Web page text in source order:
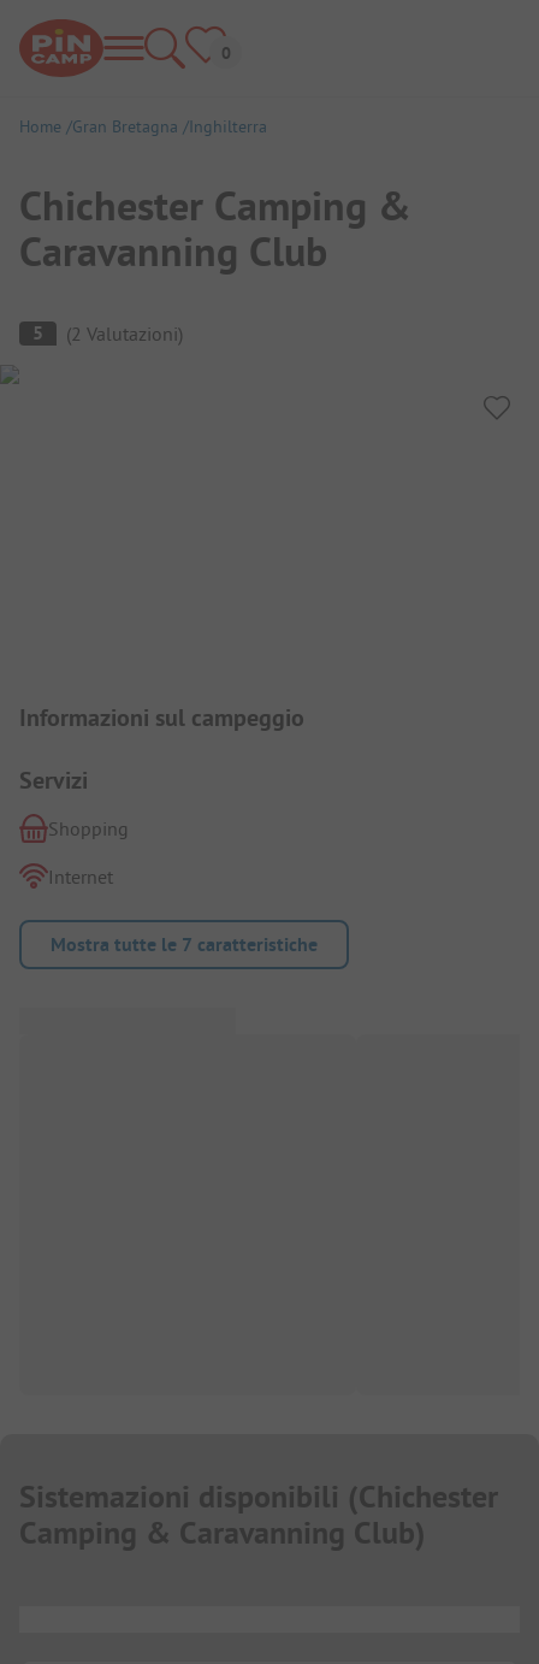
Home Gran Bretagna Inghilterra
Chichester Camping &
Caravanning Club
Panoramica del campeggio
5 (2 Valutazioni)
Informazioni sul campeggio
Servizi
Shopping
Internet
Mostra tutte le 7 caratteristiche
Sistemazioni disponibili (Chichester
Camping & Caravanning Club)